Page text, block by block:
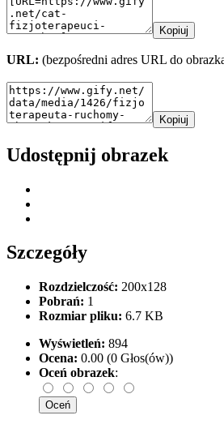
Kopiuj
URL: (bezpośredni adres URL do
Kopiuj
Udostępnij obrazek
Szczegóły
Rozdzielczość: 200x128
Pobrań: 1
Rozmiar pliku: 6.7 KB
Wyświetleń: 894
Ocena: 0.00 (0 Głos(ów))
Oceń obrazek: